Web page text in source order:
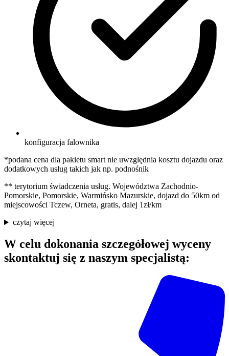
konfiguracja falownika
*podana cena dla pakietu smart nie uwzględnia kosztu dojazdu oraz
dodatkowych usług takich jak np. podnośnik
** terytorium świadczenia usług. Województwa Zachodnio-
Pomorskie, Pomorskie, Warmińsko Mazurskie, dojazd do 50km od
miejscowości Tczew, Orneta, gratis, dalej 1zł/km
czytaj więcej
W celu dokonania szczegółowej wyceny
skontaktuj się z naszym specjalistą: